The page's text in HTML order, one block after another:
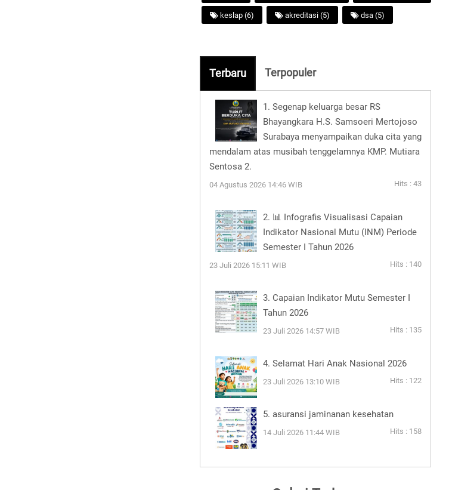
keslap (6) akreditasi (5) dsa (5)
Terbaru Terpopuler
1. Segenap keluarga besar RS
Bhayangkara H.S. Samsoeri Mertojoso
Surabaya menyampaikan duka cita yang
mendalam atas musibah tenggelamnya KMP. Mutiara
Sentosa 2.
04 Agustus 2026 14:46 WIB Hits : 43
2. 📊 Infografis Visualisasi Capaian
Indikator Nasional Mutu (INM) Periode
Semester I Tahun 2026
23 Juli 2026 15:11 WIB Hits : 140
3. Capaian Indikator Mutu Semester I
Tahun 2026
23 Juli 2026 14:57 WIB Hits : 135
4. Selamat Hari Anak Nasional 2026
23 Juli 2026 13:10 WIB Hits : 122
5. asuransi jaminanan kesehatan
14 Juli 2026 11:44 WIB Hits : 158